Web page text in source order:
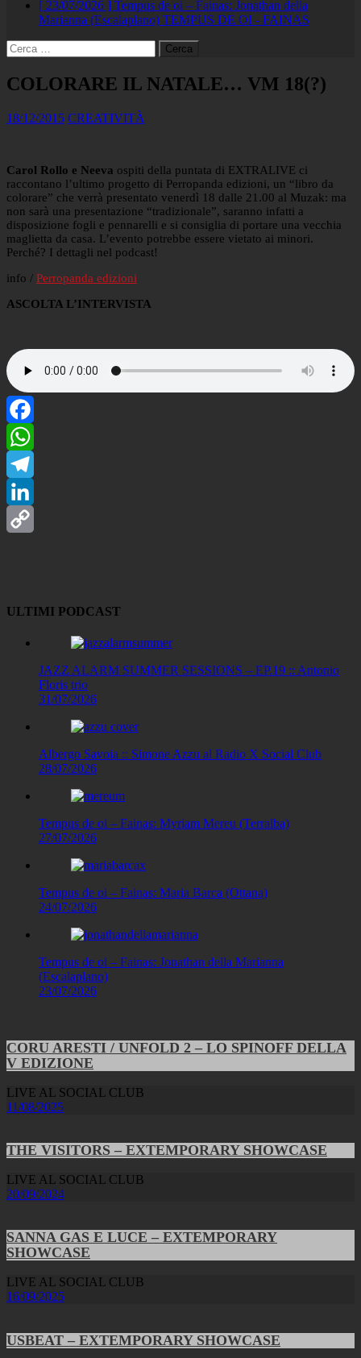
[ 23/07/2026 ] Tempus de oi – Fainas: Jonathan della
Marianna (Escalaplano) TEMPUS DE OI - FAINAS
Ricerca
per:
COLORARE IL NATALE… VM 18(?)
18/12/2015 CREATIVITÀ
Carol Rollo e Neeva ospiti della puntata di EXTRALIVE ci
raccontano l’ultimo progetto di Perropanda edizioni, un “libro da
colorare” che verrà presentato venerdì 18 dalle 21.00 al Muzak: ma
non sarà una presentazione “tradizionale”, saranno infatti a
disposizione fogli e pennarelli e si consiglia di portare una vecchia
maglietta da casa. L’evento potrebbe essere vietato ai minori.
Perché? I dettagli nel podcast!
info / Perropanda edizioni
ASCOLTA L’INTERVISTA
Facebook
WhatsApp
Telegram
LinkedIn
ULTIMI PODCAST
JAZZ ALARM SUMMER SESSIONS – EP.19 :: Antonio
Floris trio
31/07/2026
Albergo Savoia :: Simone Azzu al Radio X Social Club
28/07/2026
Tempus de oi – Fainas: Myriam Mereu (Terralba)
27/07/2026
Tempus de oi – Fainas: Maria Barca (Ottana)
24/07/2026
Tempus de oi – Fainas: Jonathan della Marianna
(Escalaplano)
23/07/2026
CORU ARESTI / UNFOLD 2 – LO SPINOFF DELLA
V EDIZIONE
LIVE AL SOCIAL CLUB
11/08/2025
THE VISITORS – EXTEMPORARY SHOWCASE
LIVE AL SOCIAL CLUB
20/09/2024
SANNA GAS E LUCE – EXTEMPORARY
SHOWCASE
LIVE AL SOCIAL CLUB
16/09/2025
USBEAT – EXTEMPORARY SHOWCASE